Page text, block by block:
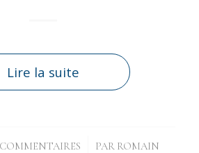
Lire la suite
/ PAR ROMAIN